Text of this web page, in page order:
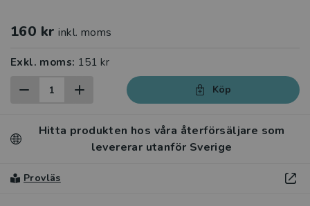
160 kr inkl. moms
Exkl. moms: 151 kr
Köp
Hitta produkten hos våra återförsäljare som
levererar utanför Sverige
Provläs